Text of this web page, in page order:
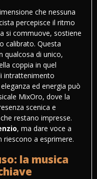
che nessuna
percepisce il ritmo
si commuove, sostiene
calibrato. Questa
qualcosa di unico,
coppia in quel
intrattenimento
ed energia può
MixOro, dove la
scenica e
restano impresse.
, ma dare voce a
riescono a esprimere.
la musica